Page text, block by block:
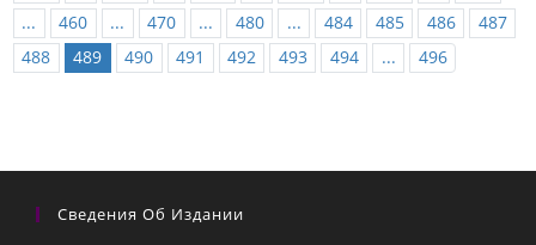
...
460 ... 470 ... 480 ... 484 485 486
487
488
489 490 491 492 493 494 ... 496
Сведения Об Издании